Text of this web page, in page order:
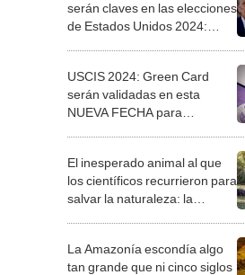
serán claves en las elecciones
de Estados Unidos 2024:
USCIS 2024: Green Card
serán validadas en esta
NUEVA FECHA para
El inesperado animal al que
los científicos recurrieron para
salvar la naturaleza: la
desierto en un paisaje con
más vida
La Amazonía escondía algo
tan grande que ni cinco siglos